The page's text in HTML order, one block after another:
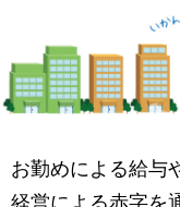
お勤めによる給与